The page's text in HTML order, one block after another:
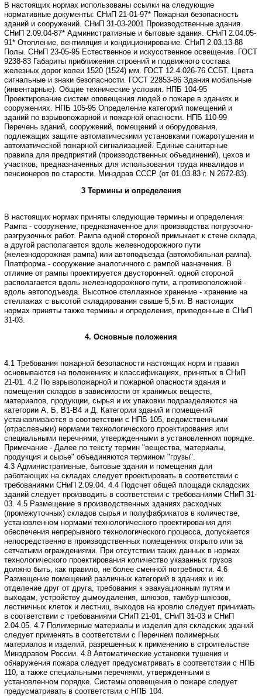
В настоящих нормах использованы ссылки на следующие
нормативные документы: СНиП 21-01-97* Пожарная безопасность
зданий и сооружений. СНиП 31-03-2001 Производственные здания.
СНиП 2.09.04-87* Административные и бытовые здания. СНиП 2.04.05-
91* Отопление, вентиляция и кондиционирование. СНиП 2.03.13-88
Полы. СНиП 23-05-95 Естественное и искусственное освещение. ГОСТ
9238-83 Габариты приближения строений и подвижного состава
железных дорог колеи 1520 (1524) мм. ГОСТ 12.4.026-76 ССБТ. Цвета
сигнальные и знаки безопасности. ГОСТ 22853-86 Здания мобильные
(инвентарные). Общие технические условия. НПБ 104-95
Проектирование систем оповещения людей о пожаре в зданиях и
сооружениях. НПБ 105-95 Определение категорий помещений и
зданий по взрывопожарной и пожарной опасности. НПБ 110-99
Перечень зданий, сооружений, помещений и оборудования,
подлежащих защите автоматическими установками пожаротушения и
автоматической пожарной сигнализацией. Единые санитарные
правила для предприятий (производственных объединений), цехов и
участков, предназначенных для использования труда инвалидов и
пенсионеров по старости. Минздрав СССР (от 01.03.83 г. N 2672-83).
3 Термины и определения
В настоящих нормах приняты следующие термины и определения:
Рампа - сооружение, предназначенное для производства погрузочно-
разгрузочных работ. Рампа одной стороной примыкает к стене склада,
а другой располагается вдоль железнодорожного пути
(железнодорожная рампа) или автоподъезда (автомобильная рампа).
Платформа - сооружение аналогичного с рампой назначения. В
отличие от рампы проектируется двусторонней: одной стороной
располагается вдоль железнодорожного пути, а противоположной -
вдоль автоподъезда. Высотное стеллажное хранение - хранение на
стеллажах с высотой складирования свыше 5,5 м. В настоящих
нормах приняты также термины и определения, приведенные в СНиП
31-03.
4. Основные положения
4.1 Требования пожарной безопасности настоящих норм и правил
основываются на положениях и классификациях, принятых в СНиП
21-01. 4.2 По взрывопожарной и пожарной опасности здания и
помещения складов в зависимости от хранимых веществ,
материалов, продукции, сырья и их упаковки подразделяются на
категории А, Б, В1-В4 и Д. Категории зданий и помещений
устанавливаются в соответствии с НПБ 105, ведомственными
(отраслевыми) нормами технологического проектирования или
специальными перечнями, утвержденными в установленном порядке.
Примечание - Далее по тексту термин "вещества, материалы,
продукция и сырье" объединяются термином "грузы".
4.3 Административные, бытовые здания и помещения для
работающих на складах следует проектировать в соответствии с
требованиями СНиП 2.09.04. 4.4 Подсчет общей площади складских
зданий следует производить в соответствии с требованиями СНиП 31-
03. 4.5 Размещение в производственных зданиях расходных
(промежуточных) складов сырья и полуфабрикатов в количестве,
установленном нормами технологического проектирования для
обеспечения непрерывного технологического процесса, допускается
непосредственно в производственных помещениях открыто или за
сетчатыми ограждениями. При отсутствии таких данных в нормах
технологического проектирования количество указанных грузов
должно быть, как правило, не более сменной потребности. 4.6
Размещение помещений различных категорий в зданиях и их
отделение друг от друга, требования к эвакуационным путям и
выходам, устройству дымоудаления, шлюзов, тамбур-шлюзов,
лестничных клеток и лестниц, выходов на кровлю следует принимать
в соответствии с требованиями СНиП 21-01, СНиП 31-03 и СНиП
2.04.05. 4.7 Полимерные материалы и изделия для складских зданий
следует применять в соответствии с Перечнем полимерных
материалов и изделий, разрешенных к применению в строительстве
Минздравом России. 4.8 Автоматические установки тушения и
обнаружения пожара следует предусматривать в соответствии с НПБ
110, а также специальными перечнями, утвержденными в
установленном порядке. Системы оповещения о пожаре следует
предусматривать в соответствии с НПБ 104.